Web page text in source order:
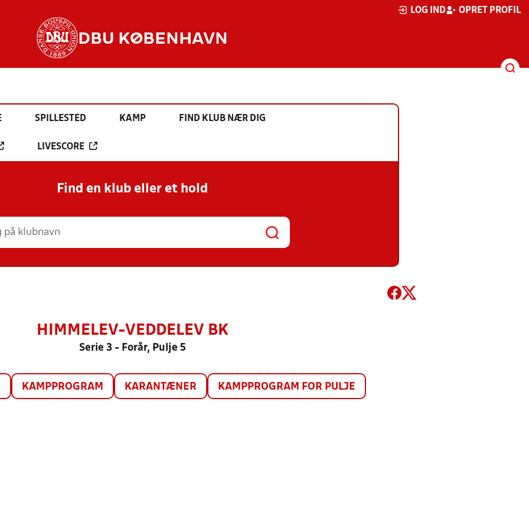
LOG IND OPRET PROFIL
DBU KØBENHAVN
SPILLESTED KAMP FIND KLUB NÆR DIG
LIVESCORE
Find en klub eller et hold
HIMMELEV-VEDDELEV BK
Serie 3 - Forår, Pulje 5
KAMPPROGRAM KARANTÆNER KAMPPROGRAM FOR PULJE